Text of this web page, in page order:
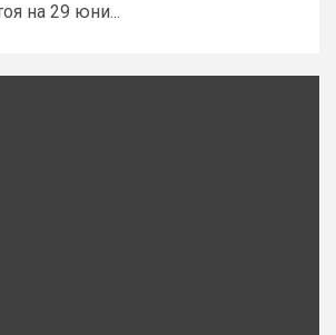
на 29 юни...